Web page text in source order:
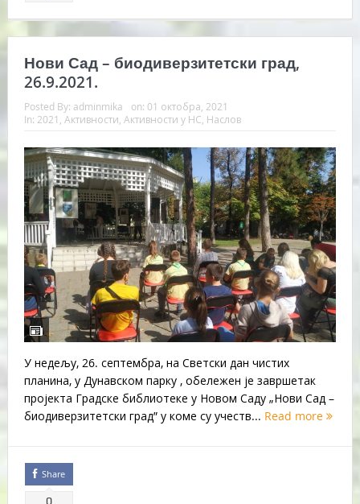
Нови Сад – биодиверзитетски град,
26.9.2021.
Posted By: adminmika on: 01 октобра, 2021
In: 2021 Активности Активности у НС Наслов
У недељу, 26. септембра, на Светски дан чистих
планина, у Дунавском парку , обележен је завршетак
пројекта Градске библиотеке у Новом Саду „Нови Сад –
биодиверзитетски град” у коме су учеств... Read more
Share
0